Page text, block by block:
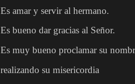
Es amar y servir al hermano.
Es bueno dar gracias al Señor.
Es muy bueno proclamar su
realizando su misericordia